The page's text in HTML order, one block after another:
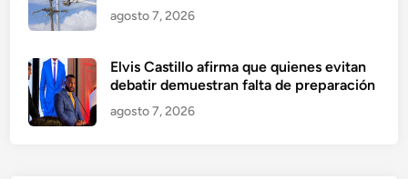
agosto 7, 2026
Elvis Castillo afirma que quienes evitan
debatir demuestran falta de preparación
agosto 7, 2026